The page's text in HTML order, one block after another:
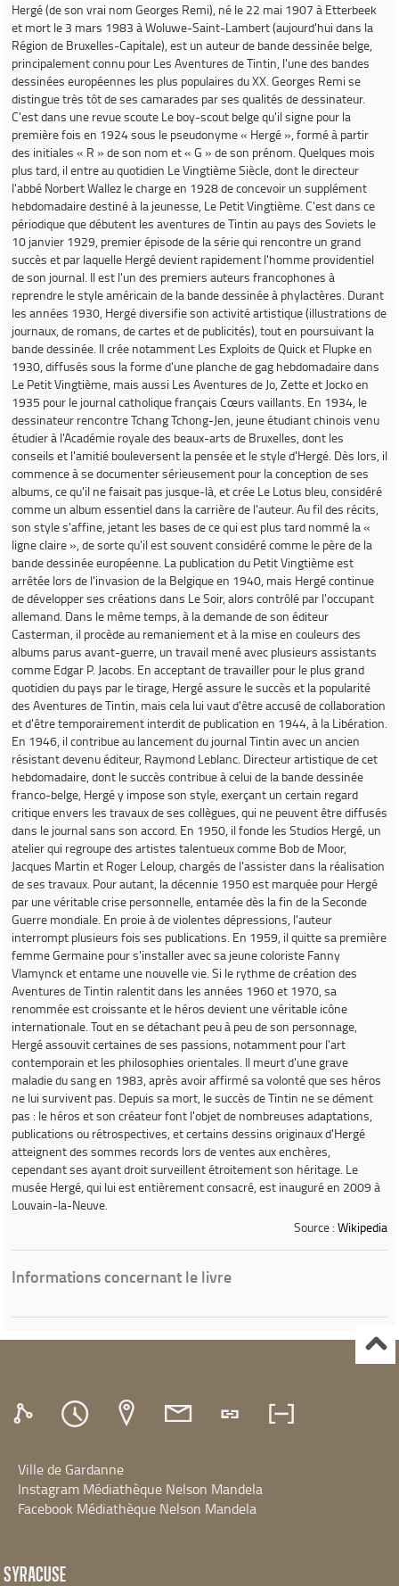
Hergé(de son vrai nom Georges Remi), né le 22 mai 1907 à Etterbeek
et mort le 3 mars 1983 à Woluwe-Saint-Lambert (aujourd'hui dans la
Région de Bruxelles-Capitale), est un auteur de bande dessinée belge,
principalement connu pour Les Aventures de Tintin, l'une des bandes
dessinées européennes les plus populaires du XX. Georges Remi se
distingue très tôt de ses camarades par ses qualités de dessinateur.
C'est dans une revue scoute Le boy-scout belgequ'il signe pour la
première fois en 1924 sous le pseudonyme « Hergé », formé à partir
des initiales « R » de son nom et « G » de son prénom. Quelques mois
plus tard, il entre au quotidien Le Vingtième Siècle, dont le directeur
l'abbé Norbert Wallez le charge en 1928 de concevoir un supplément
hebdomadaire destiné à la jeunesse, Le Petit Vingtième. C'est dans ce
périodique que débutent les aventures deTintin au pays des Soviets le
10 janvier 1929, premier épisode de la série qui rencontre un grand
succès et par laquelle Hergé devient rapidement l'homme providentiel
de son journal. Il est l'un des premiers auteurs francophones à
reprendre le style américain de la bande dessinée à phylactères. Durant
les années 1930, Hergé diversifie son activité artistique (illustrations de
journaux, de romans, de cartes et de publicités), tout en poursuivant la
bande dessinée. Il crée notamment Les Exploits de Quick et Flupkeen
1930, diffusés sous la forme d'une planche de gag hebdomadaire dans
Le Petit Vingtième, mais aussi Les Aventures de Jo, Zette et Jockoen
1935 pour le journal catholique français Cœurs vaillants. En 1934, le
dessinateur rencontre Tchang Tchong-Jen, jeune étudiant chinois venu
étudier à l'Académie royale des beaux-arts de Bruxelles, dont les
conseils et l'amitié bouleversent la pensée et le style d'Hergé. Dès lors, il
commence à se documenter sérieusement pour la conception de ses
albums, ce qu'il ne faisait pas jusque-là, et crée Le Lotus bleu, considéré
comme un album essentiel dans la carrière de l'auteur. Au fil des récits,
son style s'affine, jetant les bases de ce qui est plus tard nommé la «
ligne claire », de sorte qu'il est souvent considéré comme le père de la
bande dessinée européenne. La publication du Petit Vingtièmeest
arrêtée lors de l'invasion de la Belgique en 1940, mais Hergé continue
de développer ses créations dans Le Soir, alors contrôlé par l'occupant
allemand. Dans le même temps, à la demande de son éditeur
Casterman, il procède au remaniement et à la mise en couleurs des
albums parus avant-guerre, un travail mené avec plusieurs assistants
comme Edgar P. Jacobs. En acceptant de travailler pour le plus grand
quotidien du pays par le tirage, Hergé assure le succès et la popularité
des Aventures de Tintin, mais cela lui vaut d'être accusé de collaboration
et d'être temporairement interdit de publication en 1944, à la Libération.
En 1946, il contribue au lancement du journalTintin avec un ancien
résistant devenu éditeur, Raymond Leblanc. Directeur artistique de cet
hebdomadaire, dont le succès contribue à celui de la bande dessinée
franco-belge, Hergé y impose son style, exerçant un certain regard
critique envers les travaux de ses collègues, qui ne peuvent être diffusés
dans le journal sans son accord. En 1950, il fonde les Studios Hergé, un
atelier qui regroupe des artistes talentueux comme Bob de Moor,
Jacques Martin et Roger Leloup, chargés de l'assister dans la réalisation
de ses travaux. Pour autant, la décennie 1950 est marquée pour Hergé
par une véritable crise personnelle, entamée dès la fin de la Seconde
Guerre mondiale. En proie à de violentes dépressions, l'auteur
interrompt plusieurs fois ses publications. En 1959, il quitte sa première
femme Germaine pour s'installer avec sa jeune coloriste Fanny
Vlamynck et entame une nouvelle vie. Si le rythme de création des
Aventures de Tintin ralentit dans les années 1960 et 1970, sa
renommée est croissante et le héros devient une véritable icône
internationale. Tout en se détachant peu à peu de son personnage,
Hergé assouvit certaines de ses passions, notamment pour l'art
contemporain et les philosophies orientales. Il meurt d'une grave
maladie du sang en 1983, après avoir affirmé sa volonté que ses héros
ne lui survivent pas. Depuis sa mort, le succès de Tintin ne se dément
pas : le héros et son créateur font l'objet de nombreuses adaptations,
publications ou rétrospectives, et certains dessins originaux d'Hergé
atteignent des sommes records lors de ventes aux enchères,
cependant ses ayant droit surveillent étroitement son héritage. Le
musée Hergé, qui lui est entièrement consacré, est inauguré en 2009 à
Louvain-la-Neuve.
Source : Wikipedia
Informations concernant le livre
Ville de Gardanne
Instagram Médiathèque Nelson Mandela
Facebook Médiathèque Nelson Mandela
SYRACUSE